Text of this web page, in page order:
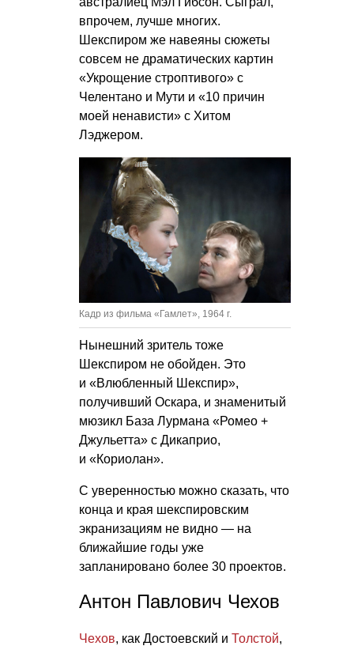
впрочем, лучше многих.
Шекспиром же навеяны сюжеты
совсем не драматических картин
«Укрощение строптивого» с
Челентано и Мути и «10 причин
моей ненависти» с Хитом
Лэджером.
Кадр из фильма «Гамлет», 1964 г.
Нынешний зритель тоже
Шекспиром не обойден. Это
и «Влюбленный Шекспир»,
получивший Оскара, и знаменитый
мюзикл База Лурмана «Ромео +
Джульетта» с Дикаприо,
и «Кориолан».
С уверенностью можно сказать, что
конца и края шекспировским
экранизациям не видно — на
ближайшие годы уже
запланировано более 30 проектов.
Антон Павлович Чехов
Чехов, как Достоевский и Толстой,